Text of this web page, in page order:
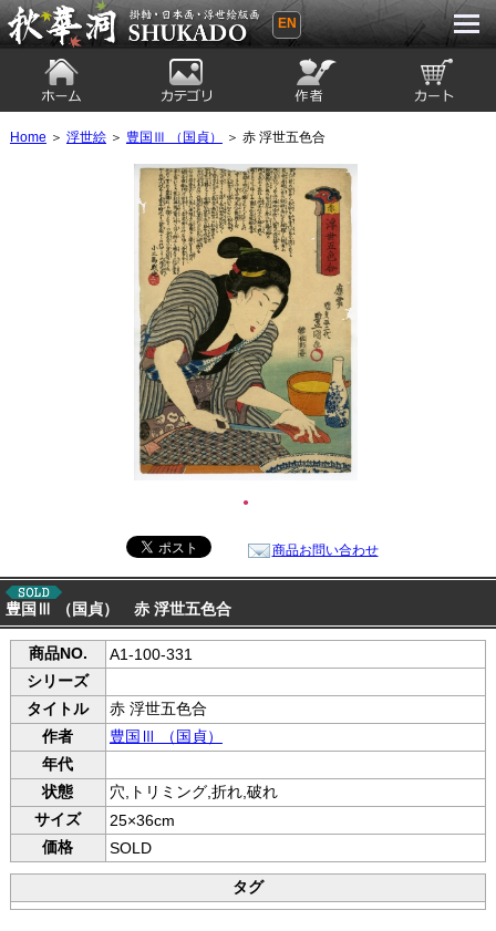
秋華洞 SHUKADO 掛軸・日本画・浮世
EN
Home ＞ 浮世絵＞ 豊国Ⅲ （国貞） ＞ 赤 浮世五色合
●
商品お問い合わせ
豊国Ⅲ （国貞） 赤 浮世五色合
商品NO.
A1-100-331
シリーズ
タイトル
赤 浮世五色合
作者
豊国Ⅲ （国貞）
年代
状態
穴,トリミング,折れ,破れ
サイズ
25×36cm
価格
SOLD
タグ